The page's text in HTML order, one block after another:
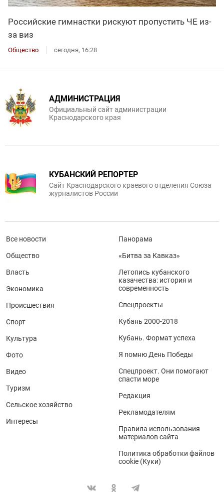
Российские гимнастки рискуют пропустить ЧЕ из-
за виз
Общество сегодня, 16:28
АДМИНИСТРАЦИЯ
Официальный сайт администрации
Краснодарского края
КУБАНСКИЙ РЕПОРТЕР
Сайт Краснодарского краевого отделения Союза
журналистов России
Все новости
Общество
Власть
Экономика
Происшествия
Спорт
Культура
Фото
Видео
Туризм
Сельское хозяйство
Интересы
Панорама
«Битва за Кавказ»
Летопись кубанского
казачества: история и
современность
Спецпроекты
Кубань 2000-2018
Кубань. Формат успеха
Я помню День Победы
Спецпроект. Они помогают
спасти море
Редакция
Рекламодателям
Правила использования
материалов сайта
Политика обработки файлов
cookie (Куки)